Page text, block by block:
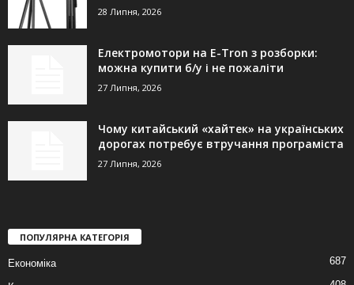
28 Липня, 2026
Електромотори на E-Tron з розборки:
можна купити б/у і не пожаліти
27 Липня, 2026
Чому китайський «хайтек» на українських
дорогах потребує втручання програміста
27 Липня, 2026
ПОПУЛЯРНА КАТЕГОРІЯ
Економіка 687